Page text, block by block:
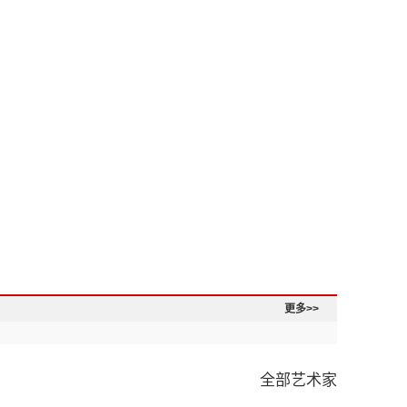
更多>>
全部艺术家